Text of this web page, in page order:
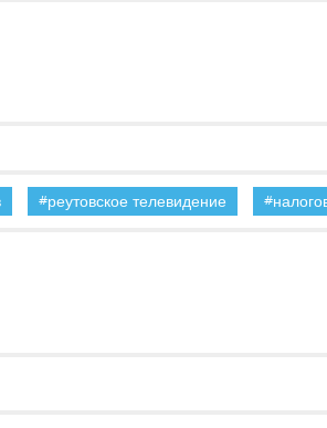
реутовское телевидение